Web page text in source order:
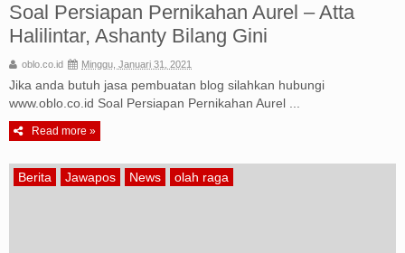
Soal Persiapan Pernikahan Aurel – Atta
Halilintar, Ashanty Bilang Gini
oblo.co.id Minggu, Januari 31, 2021
Jika anda butuh jasa pembuatan blog silahkan hubungi
www.oblo.co.id Soal Persiapan Pernikahan Aurel ...
Read more »
Berita Jawapos News olah raga